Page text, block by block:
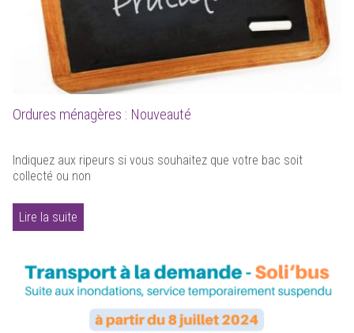
Ordures ménagères : Nouveauté
Indiquez aux ripeurs si vous souhaitez que votre bac soit
collecté ou non
Lire la suite